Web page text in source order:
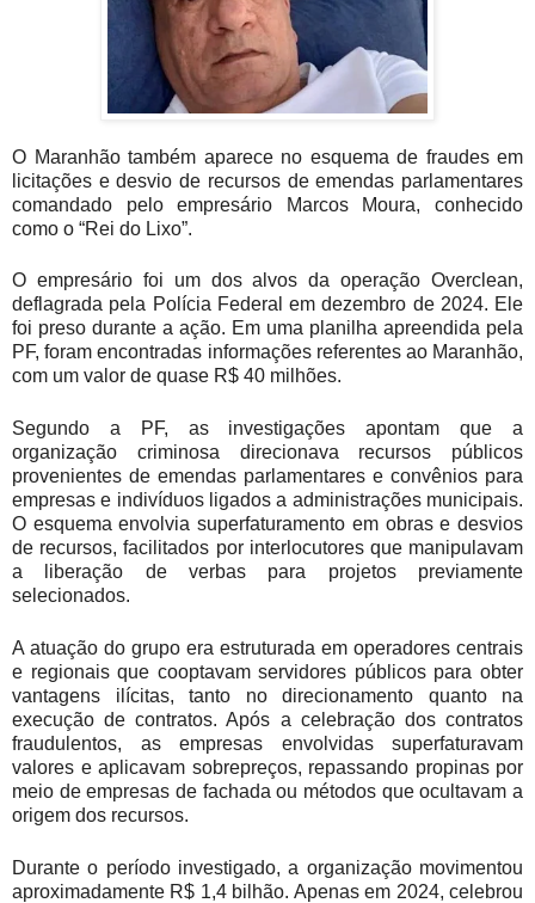
O Maranhão também aparece no esquema de fraudes em
licitações e desvio de recursos de emendas parlamentares
comandado pelo empresário Marcos Moura, conhecido
como o “Rei do Lixo”.
O empresário foi um dos alvos da operação Overclean,
deflagrada pela Polícia Federal em dezembro de 2024. Ele
foi preso durante a ação. Em uma planilha apreendida pela
PF, foram encontradas informações referentes ao Maranhão,
com um valor de quase R$ 40 milhões.
Segundo a PF, as investigações apontam que a
organização criminosa direcionava recursos públicos
provenientes de emendas parlamentares e convênios para
empresas e indivíduos ligados a administrações municipais.
O esquema envolvia superfaturamento em obras e desvios
de recursos, facilitados por interlocutores que manipulavam
a liberação de verbas para projetos previamente
selecionados.
A atuação do grupo era estruturada em operadores centrais
e regionais que cooptavam servidores públicos para obter
vantagens ilícitas, tanto no direcionamento quanto na
execução de contratos. Após a celebração dos contratos
fraudulentos, as empresas envolvidas superfaturavam
valores e aplicavam sobrepreços, repassando propinas por
meio de empresas de fachada ou métodos que ocultavam a
origem dos recursos.
Durante o período investigado, a organização movimentou
aproximadamente R$ 1,4 bilhão. Apenas em 2024, celebrou